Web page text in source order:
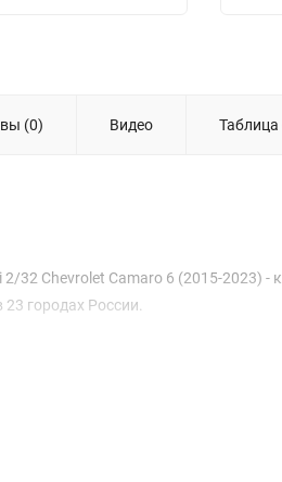
(0) Видео Таблица
2/32 Chevrolet Camaro 6 (2015-2023)
городах России.